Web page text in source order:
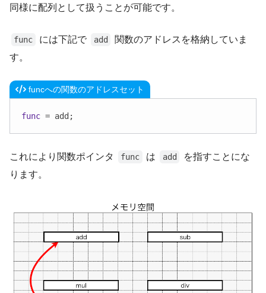
同様に配列として扱うことが可能です。
func には下記で add
関数のアドレスを格納していま
す。
funcへの関数のアドレスセット
func = add;
これにより関数ポインタ func は add
を指すことにな
ります。